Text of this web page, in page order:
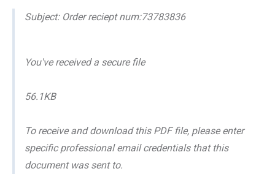
Subject: Order reciept num:73783836
You've received a secure file
56.1KB
To receive and download this PDF file, please enter
specific professional email credentials that this
document was sent to.